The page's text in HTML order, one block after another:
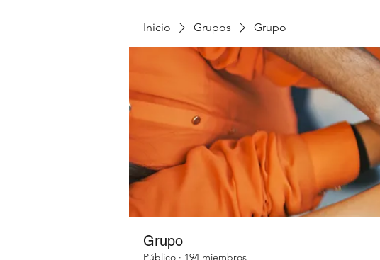
Inicio Grupos Grupo
Grupo
Público · 194 miembros